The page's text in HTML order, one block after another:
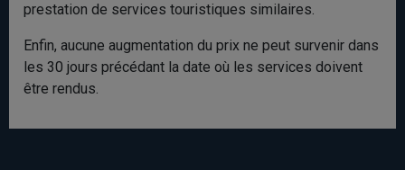
prestation de services touristiques similaires.
Enfin, aucune augmentation du prix ne peut survenir dans
les 30 jours précédant la date où les services doivent
être rendus.